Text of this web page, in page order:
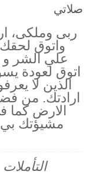
صلاتي
ربى وملكى،
واتوق
علي الشر و
اتوق لعودة
الذين لا
ارادتك. من
الارض كما
مشيؤتك بي